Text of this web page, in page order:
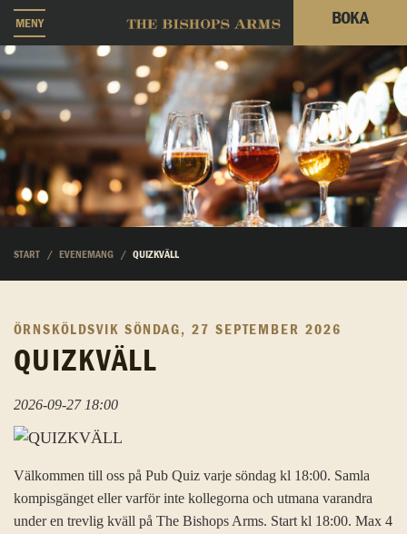
MENY BOKA
START EVENEMANG QUIZKVÄLL
ÖRNSKÖLDSVIK SÖNDAG, 27 SEPTEMBER 2026
QUIZKVÄLL
2026-09-27 18:00
Välkommen till oss på Pub Quiz varje söndag kl 18:00. Samla
kompisgänget eller varför inte kollegorna och utmana varandra
under en trevlig kväll på The Bishops Arms. Start kl 18:00. Max 4